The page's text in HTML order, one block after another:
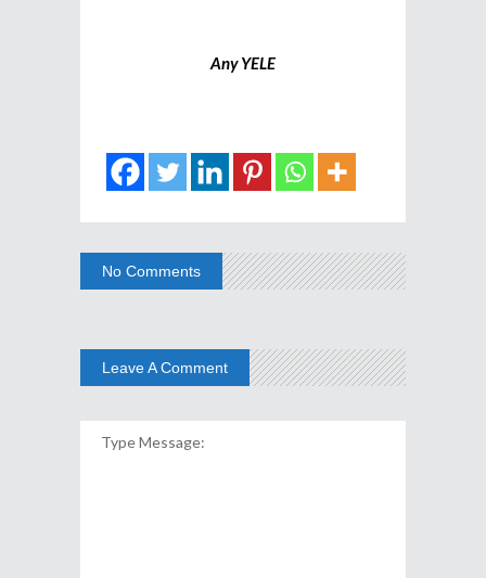
Any YELE
No Comments
Leave A Comment